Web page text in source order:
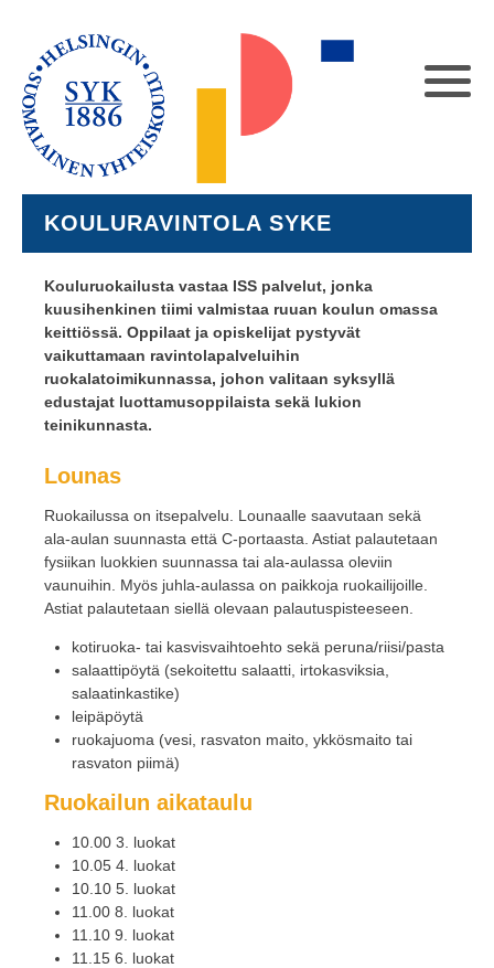
KOULURAVINTOLA SYKE
Kouluruokailusta vastaa ISS palvelut, jonka
kuusihenkinen tiimi valmistaa ruuan koulun omassa
keittiössä. Oppilaat ja opiskelijat pystyvät
vaikuttamaan ravintolapalveluihin
ruokalatoimikunnassa, johon valitaan syksyllä
edustajat luottamusoppilaista sekä lukion
teinikunnasta.
Lounas
Ruokailussa on itsepalvelu. Lounaalle saavutaan sekä
ala-aulan suunnasta että C-portaasta. Astiat palautetaan
fysiikan luokkien suunnassa tai ala-aulassa oleviin
vaunuihin. Myös juhla-aulassa on paikkoja ruokailijoille.
Astiat palautetaan siellä olevaan palautuspisteeseen.
kotiruoka- tai kasvisvaihtoehto sekä peruna/riisi/pasta
salaattipöytä (sekoitettu salaatti, irtokasviksia,
salaatinkastike)
leipäpöytä
ruokajuoma (vesi, rasvaton maito, ykkösmaito tai
rasvaton piimä)
Ruokailun aikataulu
10.00 3. luokat
10.05 4. luokat
10.10 5. luokat
11.00 8. luokat
11.10 9. luokat
11.15 6. luokat